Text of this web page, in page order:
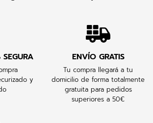
y
ENVÍO GRATIS
Tu compra llegará a tu
domicilio de forma totalmente
gratuita para pedidos
superiores a 50€